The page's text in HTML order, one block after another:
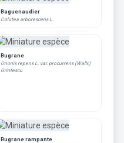
Baguenaudier
Colutea arborescens L.
Bugrane
Ononis repens L. var. procurrens (Wallr.)
Grintescu
Bugrane rampante